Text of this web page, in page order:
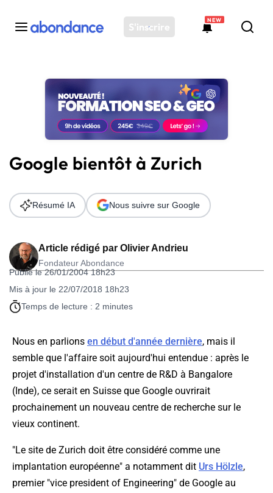
S'inscrire
NEW
Toutes les actus
Actus SEO
Plateforme
Solutions
Ressources
Audit SEO
Google bientôt à Zurich
Article rédigé par Olivier Andrieu
Fondateur Abondance
Publié le 26/01/2004 18h23
Mis à jour le 22/07/2018 18h23
Temps de lecture : 2 minutes
Résumé IA Nous suivre sur Google
Nous en parlions en début d'année dernière, mais il
semble que l'affaire soit aujourd'hui entendue : après le
projet d'installation d'un centre de R&D à Bangalore
(Inde), ce serait en Suisse que Google ouvrirait
prochainement un nouveau centre de recherche sur le
vieux continent.
"Le site de Zurich doit être considéré comme une
implantation européenne" a notamment dit Urs Hölzle,
premier "vice president of Engineering" de Google au